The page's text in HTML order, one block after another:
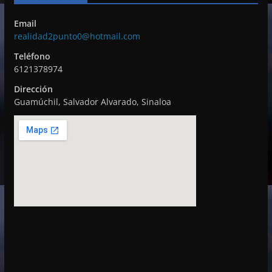
v
d
e
o
Email
realidad2punto0@hotmail.com
Teléfono
6121378974
Dirección
Guamúchil, Salvador Alvarado, Sinaloa